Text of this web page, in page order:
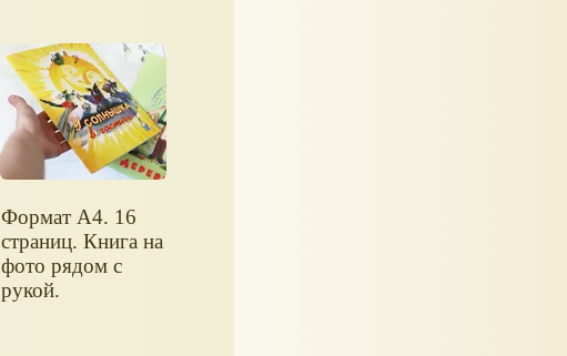
Формат А4. 16
страниц. Книга на
фото рядом с
рукой.